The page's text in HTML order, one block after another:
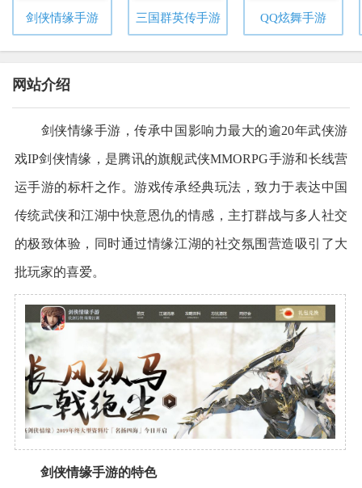
剑侠情缘手游 三国群英传手游 QQ炫舞手游
网站介绍
剑侠情缘手游，传承中国影响力最大的逾20年武侠游
戏IP剑侠情缘，是腾讯的旗舰武侠MMORPG手游和长线营
运手游的标杆之作。游戏传承经典玩法，致力于表达中国
传统武侠和江湖中快意恩仇的情感，主打群战与多人社交
的极致体验，同时通过情缘江湖的社交氛围营造吸引了大
批玩家的喜爱。
剑侠情缘手游的特色